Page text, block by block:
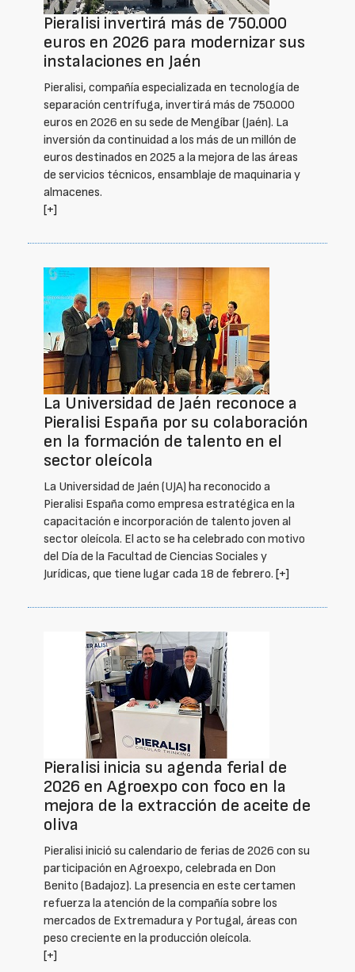
Pieralisi invertirá más de 750.000
euros en 2026 para modernizar sus
instalaciones en Jaén
Pieralisi, compañía especializada en tecnología de
separación centrífuga, invertirá más de 750.000
euros en 2026 en su sede de Mengíbar (Jaén). La
inversión da continuidad a los más de un millón de
euros destinados en 2025 a la mejora de las áreas
de servicios técnicos, ensamblaje de maquinaria y
almacenes.
[+]
La Universidad de Jaén reconoce a
Pieralisi España por su colaboración
en la formación de talento en el
sector oleícola
La Universidad de Jaén (UJA) ha reconocido a
Pieralisi España como empresa estratégica en la
capacitación e incorporación de talento joven al
sector oleícola. El acto se ha celebrado con motivo
del Día de la Facultad de Ciencias Sociales y
Jurídicas, que tiene lugar cada 18 de febrero. [+]
Pieralisi inicia su agenda ferial de
2026 en Agroexpo con foco en la
mejora de la extracción de aceite de
oliva
Pieralisi inició su calendario de ferias de 2026 con su
participación en Agroexpo, celebrada en Don
Benito (Badajoz). La presencia en este certamen
refuerza la atención de la compañía sobre los
mercados de Extremadura y Portugal, áreas con
peso creciente en la producción oleícola.
[+]